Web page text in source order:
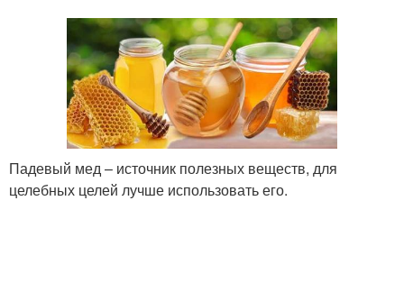
Падевый мед – источник полезных веществ, для
целебных целей лучше использовать его.